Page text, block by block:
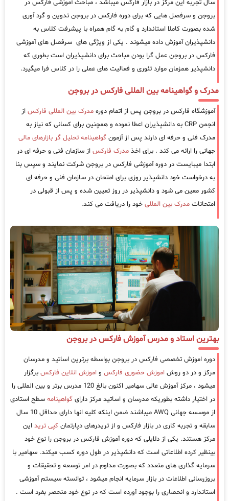
سال تجربه این مرکز در بازار فارکس میباشد ، مباحث آموزشی فارکس در
بروجن و سرفصل هایی که برای دوره فارکس در بروجن تدوین و گرد آوری
شده بصورت کاملا استاندارد و گام به گام همراه با پیشرفت کلاس به
دانشپذیران آموزش داده میشوند . یکی از ویژگی های سرفصل های آموزشی
فارکس در بروجن عمل گرا بودن مباحث برای دانشپذیران است بطوری که
دانشپذیر همزمان موارد تئوری و فعالیت های عملی را در کلاس فرا میگیرد.
مدرک و گواهینامه بین المللی فارکس در بروجن
آموزشگاه فارکس در بروجن پس از اتمام دوره مدرک بین المللی فارکس از
انجمن CRP به دانشپذیران اعطا نموده و همچنین برای کسانی که نیاز به
مدرک فنی و حرفه ای دارند پس از آزمون گواهینامه تحلیل گر بازارهای مالی
جهانی را ارائه می کند . برای اخذ مدرک فارکس از سازمان فنی و حرفه ای در
ابتدا میبایست در دوره آموزشی فارکس در بروجن شرکت نمایند و سپس بنا
به درخواست خود دانشپذیر روزی برای امتحان در سازمان فنی و حرفه ای
کشور معین می شود و دانشپذیر در روز تعیین شده و پس از قبولی در
امتحانات مدرک بین المللی خود را دریافت می کند.
بهترین استاد و مدرس آموزش فارکس در بروجن
دوره اموزش تخصصی فارکس در بروجن بواسطه برترین اساتید و مدرسان
مرکز و در دو روش اموزش حضوری فارکس و اموزش انلاین فارکس برگزار
میشود ، مرکز آموزش عالی سهامیر اکنون بالغ 120 مدرس برتر و بین المللی را
در اختیار داشته بطوریکه مدرسان و اساتید مرکز دارای گواهینامه سطح استادی
از موسسه جهانی AWQ میباشند ضمن اینکه کلیه انها دارای حداقل 10 سال
سابقه و تجربه کاری در بازار فارکس و از تریدرهای دپارتمان کپی ترید این
مرکز هستند. یکی از دلایلی که دوره آموزش فارکس در بروجن را نوع خود
بینظیر کرده اطلاعاتی است که دانشپذیر در طول دوره کسب میکند. سهامیر با
سرمایه گذاری های متعدد که بصورت مداوم در امر توسعه و تحقیقات و
بروزرسانی اطلاعات در بازار سرمایه انجام میشود ، توانسته سیستم آموزشی
استاندارد و انحصاری را بوجود آورده است که در نوع خود منحصر بفرد است .